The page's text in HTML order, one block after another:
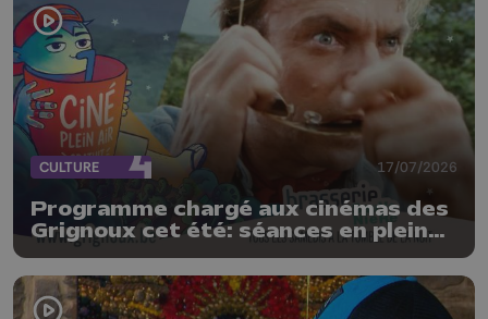
CULTURE 17/07/2026
Programme chargé aux cinémas des
Grignoux cet été: séances en plein
air, concerts et plats spéciaux à la
brasserie